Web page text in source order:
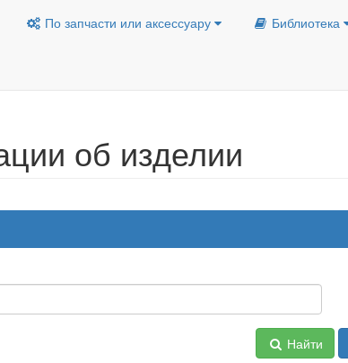
По запчасти или аксессуару Библиотека
об изделии
Найти